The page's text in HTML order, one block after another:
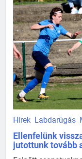
Hírek Labdarúgás
Ellenfelünk
jutottunk tovább